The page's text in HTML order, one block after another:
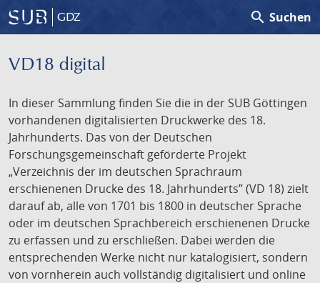
GDZ search Suchen
VD18 digital
In dieser Sammlung finden Sie die in der SUB Göttingen
vorhandenen digitalisierten Druckwerke des 18.
Jahrhunderts. Das von der Deutschen
Forschungsgemeinschaft geförderte Projekt
„Verzeichnis der im deutschen Sprachraum
erschienenen Drucke des 18. Jahrhunderts” (VD 18) zielt
darauf ab, alle von 1701 bis 1800 in deutscher Sprache
oder im deutschen Sprachbereich erschienenen Drucke
zu erfassen und zu erschließen. Dabei werden die
entsprechenden Werke nicht nur katalogisiert, sondern
von vornherein auch vollständig digitalisiert und online